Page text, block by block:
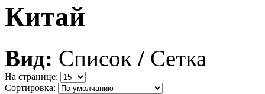
Китай
Вид: Список / Сетка
На странице:
Сортировка: